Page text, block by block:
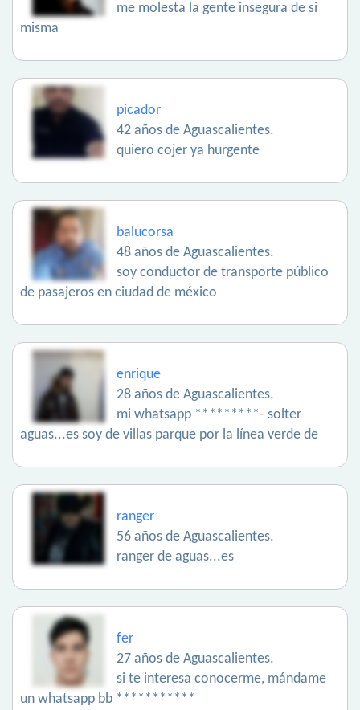
me molesta la gente insegura de si
misma
picador
42 años de Aguascalientes.
quiero cojer ya hurgente
balucorsa
48 años de Aguascalientes.
soy conductor de transporte público
de pasajeros en ciudad de méxico
enrique
28 años de Aguascalientes.
mi whatsapp *********- solter
aguas...es soy de villas parque por la línea verde de
ranger
56 años de Aguascalientes.
ranger de aguas...es
fer
27 años de Aguascalientes.
si te interesa conocerme, mándame
un whatsapp bb ***********